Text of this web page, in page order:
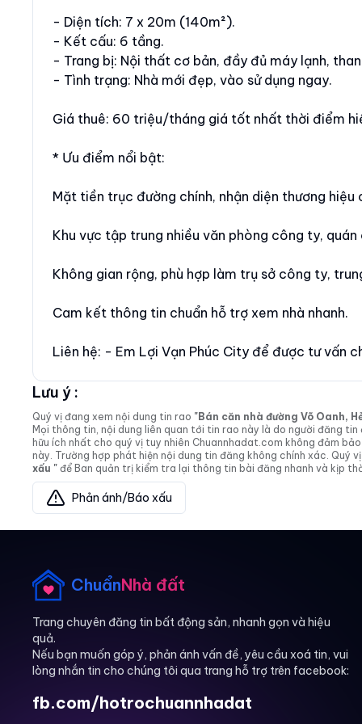
- Diện tích: 7 x 20m (140m²).
- Kết cấu: 6 tầng.
- Trang bị: Nội thất cơ bản, đầy đủ máy lạnh,
- Tình trạng: Nhà mới đẹp, vào sử dụng ngay.
Giá thuê: 60 triệu/tháng giá tốt nhất thời điểm
* Ưu điểm nổi bật:
Mặt tiền trục đường chính, nhận diện thương hiệu
Khu vực tập trung nhiều văn phòng công ty,
Không gian rộng, phù hợp làm trụ sở công ty,
Cam kết thông tin chuẩn hỗ trợ xem nhà nhanh.
Liên hệ: - Em Lợi Vạn Phúc City để được tư vấn
Lưu ý :
Quý vị đang xem nội dung tin rao "Bán căn nhà đường Võ Oanh,
Mọi thông tin, nội dung liên quan tới tin rao này là do người đăng
hữu ích nhất cho quý vị tuy nhiên Chuannhadat.com không đảm
này. Trường hợp phát hiện nội dung tin đăng không chính xác.
xấu " để Ban quản trị kiểm tra lại thông tin bài đăng nhanh và kịp
Phản ánh/Báo xấu
ChuẩnNhà đất
Trang chuyên đăng tin bất động sản, nhanh gọn và hiệu
quả.
Nếu bạn muốn góp ý, phản ánh vấn đề, yêu cầu xoá tin, vui
lòng nhắn tin cho chúng tôi qua trang hỗ trợ trên facebook:
fb.com/hotrochuannhadat